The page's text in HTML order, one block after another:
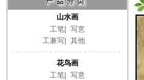
山水画
工笔|
写意
工兼写| 其他
花鸟画
工笔|
写意